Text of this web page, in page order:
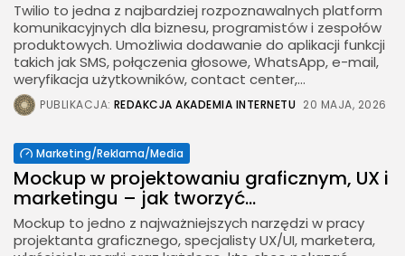
Twilio to jedna z najbardziej rozpoznawalnych platform
komunikacyjnych dla biznesu, programistów i zespołów
produktowych. Umożliwia dodawanie do aplikacji funkcji
takich jak SMS, połączenia głosowe, WhatsApp, e-mail,
weryfikacja użytkowników, contact center,...
PUBLIKACJA: REDAKCJA AKADEMIA INTERNETU 20 MAJA, 2026
Marketing/Reklama/Media
Mockup w projektowaniu graficznym, UX i
marketingu – jak tworzyć...
Mockup to jedno z najważniejszych narzędzi w pracy
projektanta graficznego, specjalisty UX/UI, marketera,